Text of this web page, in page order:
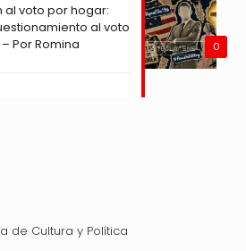
0
al voto por hogar:
al voto
Por Romina
de Cultura y Política